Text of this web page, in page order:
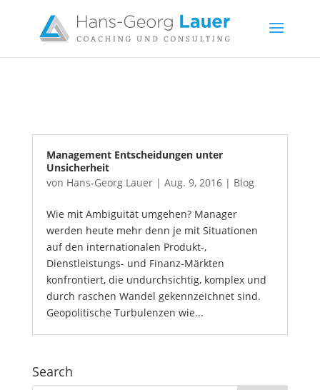
Management Entscheidungen unter
Unsicherheit
von Hans-Georg Lauer| Aug. 9, 2016| Blog
Wie mit Ambiguität umgehen? Manager
werden heute mehr denn je mit Situationen
auf den internationalen Produkt-,
Dienstleistungs- und Finanz-Märkten
konfrontiert, die undurchsichtig, komplex und
durch raschen Wandel gekennzeichnet sind.
Geopolitische Turbulenzen wie...
Search